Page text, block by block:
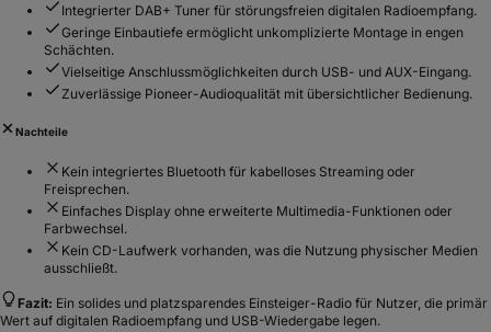
Integrierter DAB+ Tuner für störungsfreien digitalen Radioempfang.
Geringe Einbautiefe ermöglicht unkomplizierte Montage in engen
Schächten.
Vielseitige Anschlussmöglichkeiten durch USB- und AUX-Eingang.
Zuverlässige Pioneer-Audioqualität mit übersichtlicher Bedienung.
Nachteile
Kein integriertes Bluetooth für kabelloses Streaming oder
Freisprechen.
Einfaches Display ohne erweiterte Multimedia-Funktionen oder
Farbwechsel.
Kein CD-Laufwerk vorhanden, was die Nutzung physischer Medien
ausschließt.
Fazit: Ein solides und platzsparendes Einsteiger-Radio für Nutzer, die primär
Wert auf digitalen Radioempfang und USB-Wiedergabe legen.